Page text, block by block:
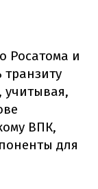
Росатома и
транзиту
учитывая,
ВПК,
для